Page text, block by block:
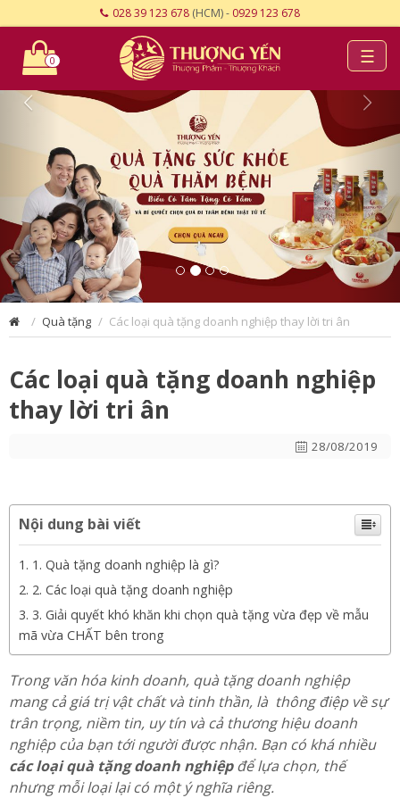
028 39 123 678 (HCM) - 0929 123 678
☰
0
Quà tặng Các loại quà tặng doanh nghiệp thay lời tri ân
Các loại quà tặng doanh nghiệp
thay lời tri ân
28/08/2019
Nội dung bài viết
1. Quà tặng doanh nghiệp là gì?
2. Các loại quà tặng doanh nghiệp
3. Giải quyết khó khăn khi chọn quà tặng vừa đẹp về mẫu
mã vừa CHẤT bên trong
Trong văn hóa kinh doanh, quà tặng doanh nghiệp
mang cả giá trị vật chất và tinh thần, là thông điệp về sự
trân trọng, niềm tin, uy tín và cả thương hiệu doanh
nghiệp của bạn tới người được nhận. Bạn có khá nhiều
các loại quà tặng doanh nghiệpđể lựa chọn, thế
nhưng mỗi loại lại có một ý nghĩa riêng.